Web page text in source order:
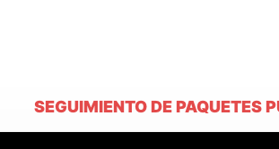
SEGUIMIENTO DE PAQUETES